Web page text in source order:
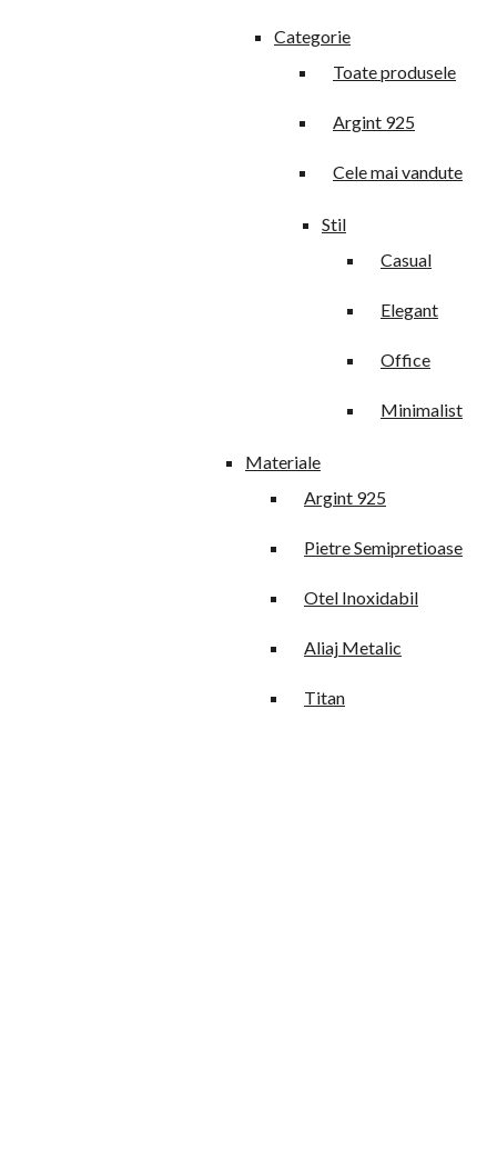
Categorie
Toate produsele
Argint 925
Cele mai vandute
Stil
Casual
Elegant
Office
Minimalist
Materiale
Argint 925
Pietre Semipretioase
Otel Inoxidabil
Aliaj Metalic
Titan